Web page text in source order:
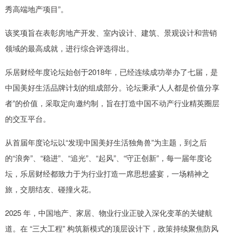
秀高端地产项目”。
该奖项旨在表彰房地产开发、室内设计、建筑、景观设计和营销
领域的最高成就，进行综合评选得出。
乐居财经年度论坛始创于2018年，已经连续成功举办了七届，是
中国美好生活品牌计划的组成部分。论坛秉承“人人都是价值分享
者”的价值，采取定向邀约制，旨在打造中国不动产行业精英圈层
的交互平台。
从首届年度论坛以“发现中国美好生活独角兽”为主题，到之后
的“浪奔”、“稳进”、“追光”、“起风”、“守正创新”，每一届年度论
坛，乐居财经都致力于为行业打造一席思想盛宴，一场精神之
旅，交朋结友、碰撞火花。
2025 年，中国地产、家居、物业行业正驶入深化变革的关键航
道。在 “三大工程” 构筑新模式的顶层设计下，政策持续聚焦防风